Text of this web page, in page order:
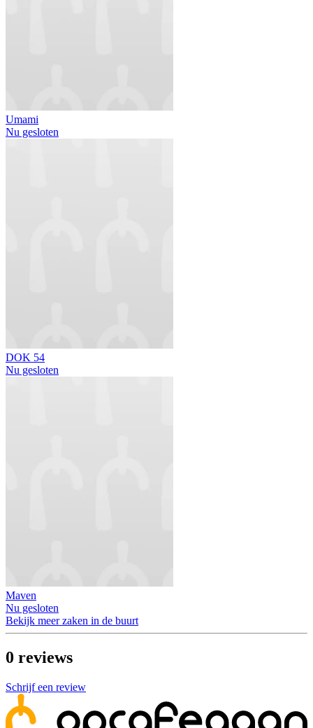
Umami
Nu gesloten
DOK 54
Nu gesloten
Maven
Nu gesloten
Bekijk meer zaken in de buurt
0 reviews
Schrijf een review